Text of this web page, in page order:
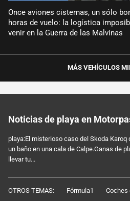
Once aviones cisternas, un sólo
horas de vuelo: la logística
venir en la Guerra de las Malvinas
MÁS VEHÍCULOS
Noticias de playa en
playa:El misterioso caso del Skoda
un baño en una cala de Calpe.Ganas de
llevar tu...
OTROS TEMAS: Fórmula1 Coches